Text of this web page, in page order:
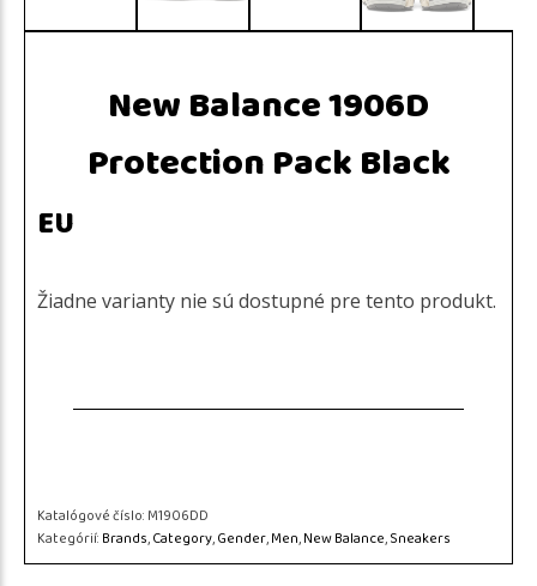
New Balance 1906D
Protection Pack Black
EU
Žiadne varianty nie sú dostupné pre tento produkt.
Katalógové číslo:M1906DD
Kategórií:Brands,Category,Gender,Men,New Balance,Sneakers